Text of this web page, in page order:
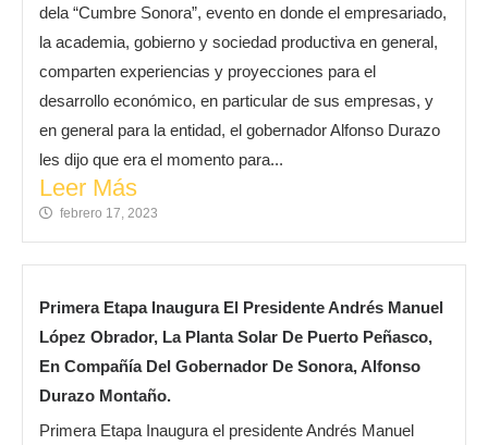
dela “Cumbre Sonora”, evento en donde el empresariado,
la academia, gobierno y sociedad productiva en general,
comparten experiencias y proyecciones para el
desarrollo económico, en particular de sus empresas, y
en general para la entidad, el gobernador Alfonso Durazo
les dijo que era el momento para...
Leer Más
febrero 17, 2023
Primera Etapa Inaugura El Presidente Andrés Manuel
López Obrador, La Planta Solar De Puerto Peñasco,
En Compañía Del Gobernador De Sonora, Alfonso
Durazo Montaño.
Primera Etapa Inaugura el presidente Andrés Manuel